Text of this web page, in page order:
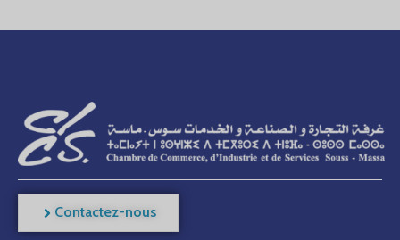
Contactez-nous